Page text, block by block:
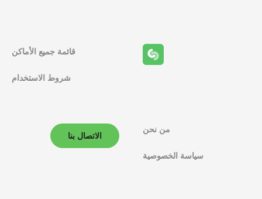
قائمة جميع الأماكن
شروط الاستخدام
من نحن
سياسة الخصوصية
الاتصال بنا